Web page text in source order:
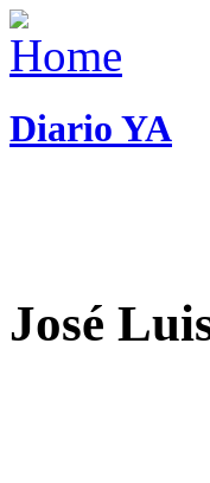
Diario YA
José